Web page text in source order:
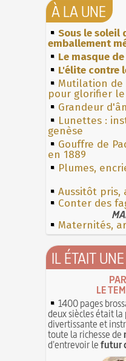
À LA UNE
Sous le soleil
emballement
Le masque
L'élite contre
Mutilation de
pour glorifier
Grandeur
Lunettes :
genèse
Gouffre de
en 1889
Plumes,
Aussitôt pris,
Conter des
Maternités,
IL ÉTAIT
LE
1400 pages
deux siècles était
divertissante et
toute la richesse de
d'entrevoir lefutur